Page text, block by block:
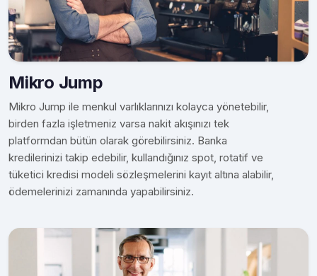
Mikro Jump
Mikro Jump ile menkul varlıklarınızı kolayca yönetebilir,
birden fazla işletmeniz varsa nakit akışınızı tek
platformdan bütün olarak görebilirsiniz. Banka
kredilerinizi takip edebilir, kullandığınız spot, rotatif ve
tüketici kredisi modeli sözleşmelerini kayıt altına alabilir,
ödemelerinizi zamanında yapabilirsiniz.